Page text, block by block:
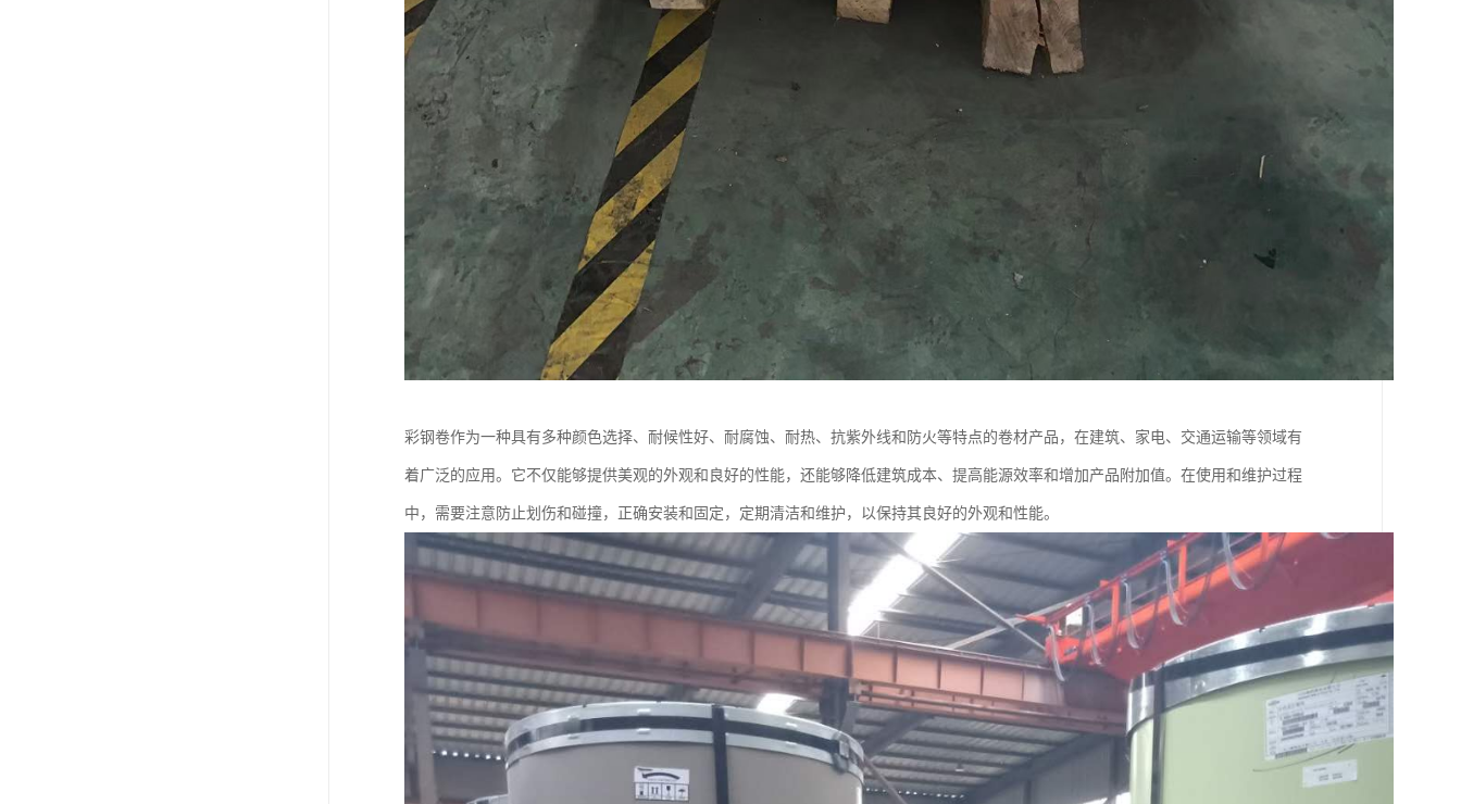
彩钢卷作为一种具有多种颜色选择、耐候性好、耐腐蚀、耐热、抗紫外线和防火等特点的卷材产品，在建筑、家电、交通运输等领域有
着广泛的应用。它不仅能够提供美观的外观和良好的性能，还能够降低建筑成本、提高能源效率和增加产品附加值。在使用和维护过程
中，需要注意防止划伤和碰撞，正确安装和固定，定期清洁和维护，以保持其良好的外观和性能。